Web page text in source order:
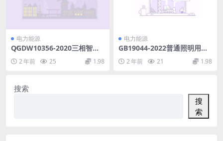
电力能源
Q∕GDW10356-2020三相智能
电能表型式规范(13.16MB)pd
f
2 年前 25 1.98
电力能源
GB19044-2022普通照明用荧
光灯能效限定值及能效等级(1.
94MB)pdf
2 年前 21 1.98
搜索
搜
索